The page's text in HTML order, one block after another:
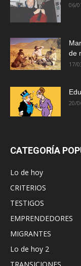
06/
de
17/
20/
CATEGORÍA
Lo de hoy
CRITERIOS
TESTIGOS
EMPRENDEDORES
MIGRANTES
Lo de hoy 2